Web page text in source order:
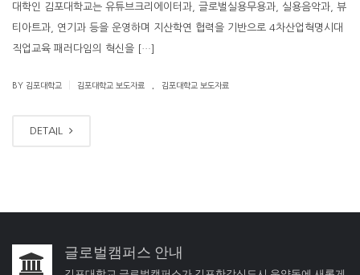
대학인 김포대학교는 유튜브크리에이터과, 글로벌실용무용과, 실용음악과, 뷰
티아트과, 연기과 등을 운영하며 지산학연 협력을 기반으로 4차산업혁명시대
직업교육 패러다임의 혁신을 […]
BY 김포대학교 김포대학교 보도자료 김포대학교 보도자료
DETAIL
글로벌캠퍼스 안내